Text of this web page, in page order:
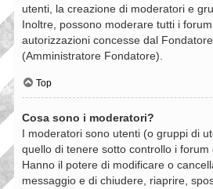
utenti, la creazione di moderatori e
Inoltre, possono moderare tutti i
autorizzazioni concesse dal
(Amministratore Fondatore).
Top
Cosa sono i moderatori?
I moderatori sono utenti (o gruppi di
quello di tenere sotto controllo i forum
Hanno il potere di modificare o
messaggio e di chiudere, riaprire,